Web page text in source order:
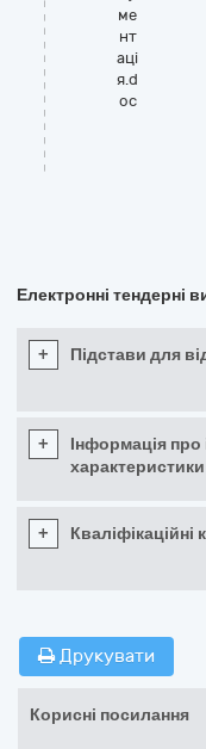
ме
нт
аці
я.d
oc
Електронні тендерні
+ Підстави для
+
Інформація про
+ Кваліфікаційні
Друкувати
Корисні посилання